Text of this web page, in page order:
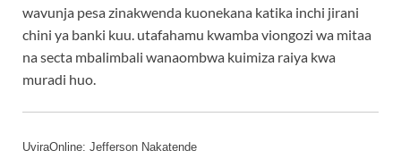
wavunja pesa zinakwenda kuonekana katika inchi jirani
chini ya banki kuu. utafahamu kwamba viongozi wa mitaa
na secta mbalimbali wanaombwa kuimiza raiya kwa
muradi huo.
UviraOnline: Jefferson Nakatende